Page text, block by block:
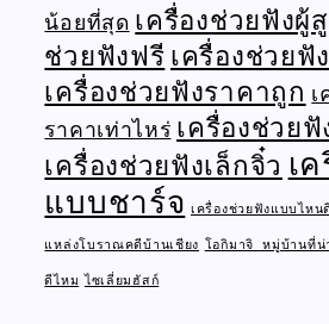
น้อยที่สุด เครื่องช่วยฟังผู้
ช่วยฟังฟรีเครื่องช่วยฟั
เครื่องช่วยฟังราคาถูก
ราคาเท่าไหร่ เครื่องช่วยฟั
เครื่องช่วยฟังเล็กจิ๋ว เ
แบบชาร์จ เครื่องช่วยฟังแบบไหนดี
แหล่งโบราณคดีบ้านเชียง โอกิมาจิ หมู่บ้านที่น่
ดีไหม ไซเลี่ยมฮัสก์